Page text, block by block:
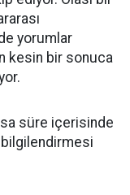
yorumlar
kesin bir sonuca
süre içerisinde